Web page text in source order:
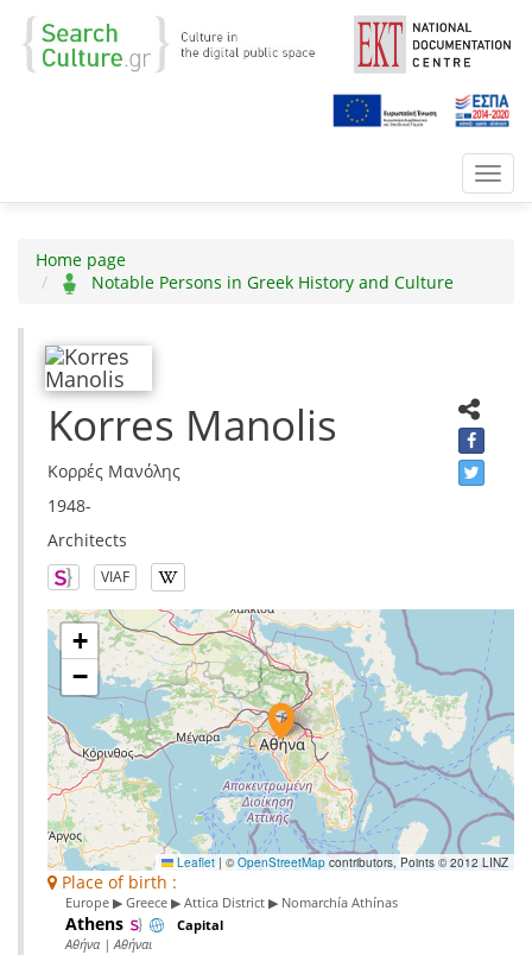
Home page
Notable Persons in Greek History and Culture
Korres Manolis
Κορρές Μανόλης
1948-
Architects
VIAF
+
−
Leaflet | ©OpenStreetMap contributors, Points © 2012 LINZ
Place of birth :
Europe ▶ Greece ▶ Attica District ▶ Nomarchía Athínas
Athens Capital
Αθήνα | Αθήναι